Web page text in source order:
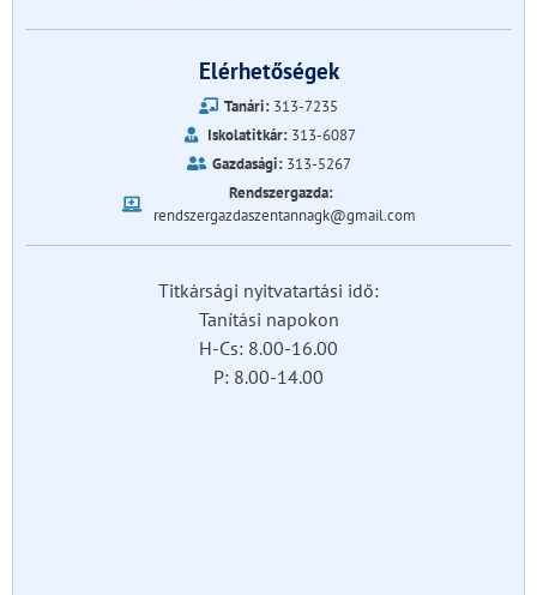
Elérhetőségek
Tanári: 313-7235
Iskolatitkár:313-6087
Gazdasági:313-5267
Rendszergazda:
rendszergazdaszentannagk@gmail.com
Titkársági nyitvatartási idő:
Tanítási napokon
H-Cs: 8.00-16.00
P: 8.00-14.00